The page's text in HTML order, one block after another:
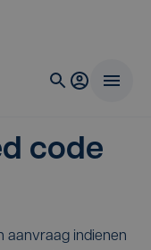
code
aanvraag indienen